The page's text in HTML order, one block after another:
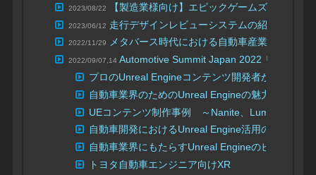
2023/08/22 【製造業様向け】エピックゲームズジャパ
2023/06/12 走行デザインレビューシステムの紹介
2022/11/29 メタバース時代における自動車産業向けマー
2022/09/07,14 Automotive Summit Japan 2022 リスト
プロのUnreal Engineコンテンツ開発者から学ぶ
自動車業界のためのUnreal Engineの魅力とエピ
UEコンテンツ制作事例 ～Nanite、Lumenによる
自動車開発におけるUnreal Engine活用のメリッ
自動車業界にもたらすUnreal Engineのビジネス・
トヨタ自動車エンジニア向けXR